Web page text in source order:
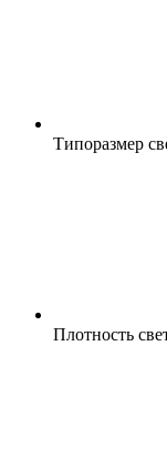
Типоразмер
Плотность